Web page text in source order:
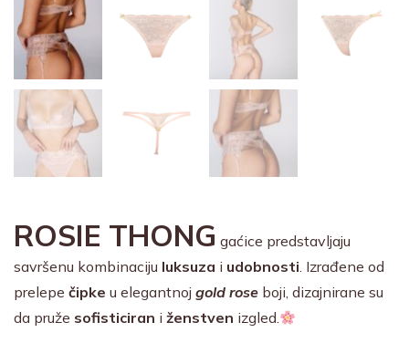
ROSIE THONG gaćice predstavljaju
savršenu kombinaciju luksuza i udobnosti. Izrađene od
prelepe čipke u elegantnoj gold rose boji, dizajnirane su
da pruže sofisticiran i ženstven izgled.